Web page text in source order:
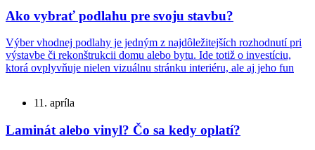
Ako vybrať podlahu pre svoju stavbu?
Výber vhodnej podlahy je jedným z najdôležitejších rozhodnutí pri
výstavbe či rekonštrukcii domu alebo bytu. Ide totiž o investíciu,
ktorá ovplyvňuje nielen vizuálnu stránku interiéru, ale aj jeho fun
11. apríla
Laminát alebo vinyl? Čo sa kedy oplatí?